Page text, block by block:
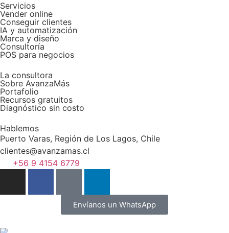
Servicios
Vender online
Conseguir clientes
IA y automatización
Marca y diseño
Consultoría
POS para negocios
La consultora
Sobre AvanzaMás
Portafolio
Recursos gratuitos
Diagnóstico sin costo
Hablemos
Puerto Varas, Región de Los Lagos, Chile
clientes@avanzamas.cl
+56 9 4154 6779
Envíanos un WhatsApp